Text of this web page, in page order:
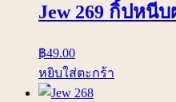
Jew 269 กิ้ปหนี
฿49.00
หยิบใส่ตะกร้า